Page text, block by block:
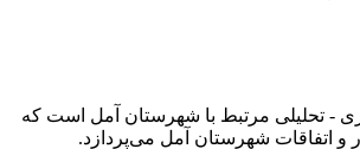
- تحلیلی مرتبط با شهرستان آمل است که
و اتفاقات شهرستان آمل می‌پردازد.